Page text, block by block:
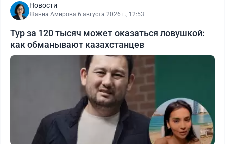
Новости
Жанна Амирова·6 августа 2026 г., 12:53
Тур за 120 тысяч может оказаться ловушкой:
как обманывают казахстанцев